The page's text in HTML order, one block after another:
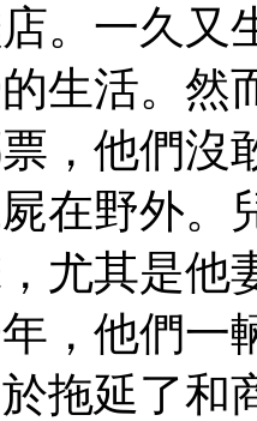
。一久又
生活。然
，他們沒
在野外。
尤其是他
，他們一
拖延了和